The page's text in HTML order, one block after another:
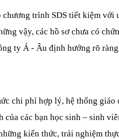
trình SDS tiết kiệm với
vậy, các hồ sơ chưa có
ty Á - Âu định hướng rõ
chi phí hợp lý, hệ thống giáo
các bạn học sinh – sinh
kiến thức, trải nghiệm